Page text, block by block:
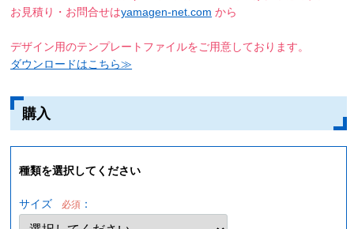
お見積り・お問合せはyamagen-net.com から
デザイン用のテンプレートファイルをご用意しております。
ダウンロードはこちら≫
購入
種類を選択してください
サイズ 必須 ：